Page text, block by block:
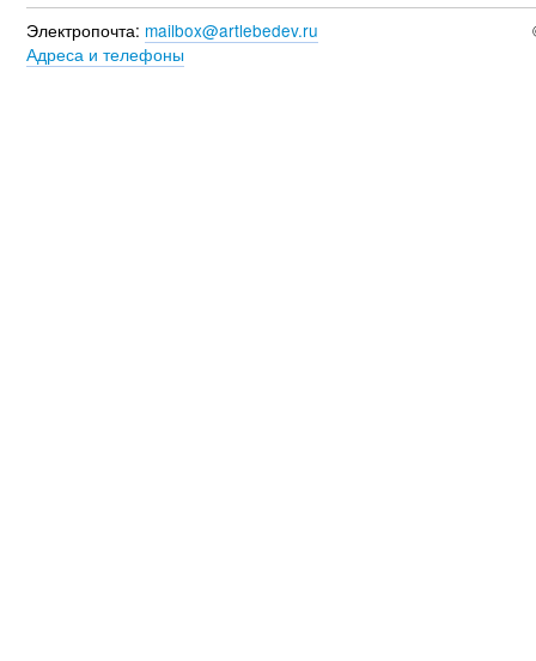
Электропочта: mailbox@artlebedev.ru
Адреса и телефоны